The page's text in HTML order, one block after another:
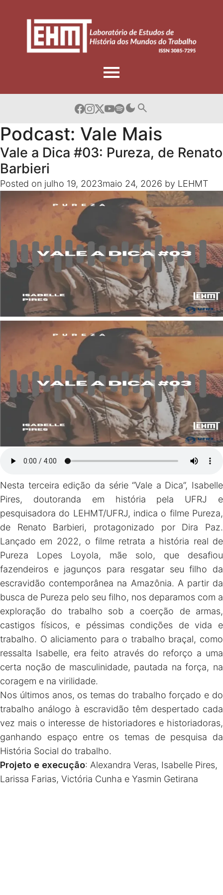
Podcast: Vale Mais
Vale a Dica #03: Pureza, de Renato
Barbieri
Posted on julho 19, 2023maio 24, 2026 by LEHMT
Nesta terceira edição da série “Vale a Dica”, Isabelle
Pires, doutoranda em história pela UFRJ e
pesquisadora do LEHMT/UFRJ, indica o filme Pureza,
de Renato Barbieri, protagonizado por Dira Paz.
Lançado em 2022, o filme retrata a história real de
Pureza Lopes Loyola, mãe solo, que desafiou
fazendeiros e jagunços para resgatar seu filho da
escravidão contemporânea na Amazônia. A partir da
busca de Pureza pelo seu filho, nos deparamos com a
exploração do trabalho sob a coerção de armas,
castigos físicos, e péssimas condições de vida e
trabalho. O aliciamento para o trabalho braçal, como
ressalta Isabelle, era feito através do reforço a uma
certa noção de masculinidade, pautada na força, na
coragem e na virilidade.
Nos últimos anos, os temas do trabalho forçado e do
trabalho análogo à escravidão têm despertado cada
vez mais o interesse de historiadores e historiadoras,
ganhando espaço entre os temas de pesquisa da
História Social do trabalho.
Projeto e execução: Alexandra Veras, Isabelle Pires,
Larissa Farias, Victória Cunha e Yasmin Getirana